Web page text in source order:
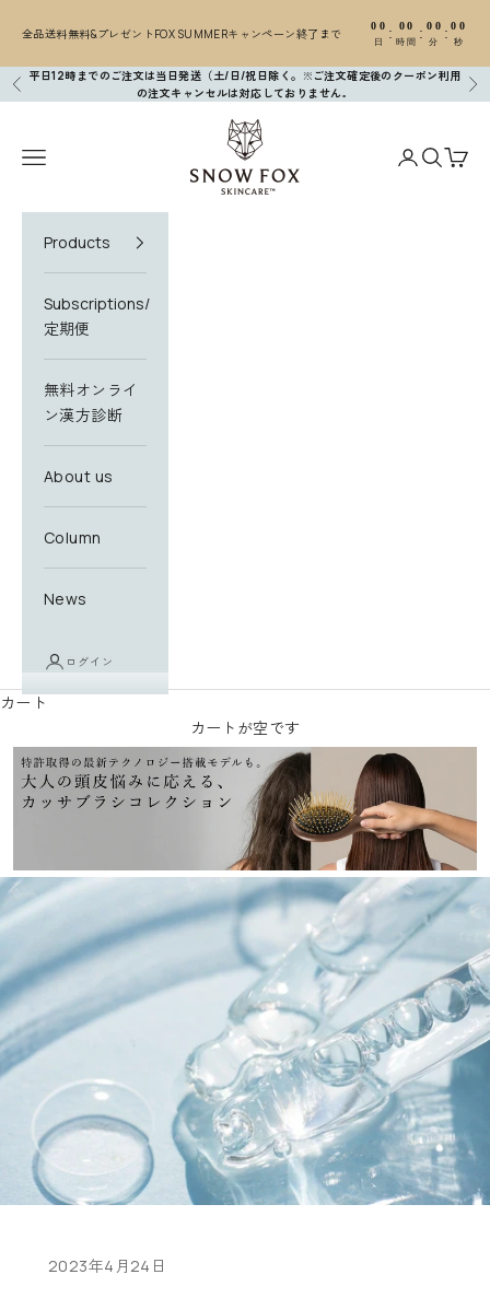
全品送料無料&プレゼントFOX SUMMERキャンペーン終了まで 00
日
: 00
時間
: 00
分
:00
秒
前へ
平日12時までのご注文は当日発送（土/日/祝日除く。※ご注文確定後のクーポン利用
の注文キャンセルは対応しておりません。
次
SNOW FOX SKINCARE
メニューを開く
アカウント
検索を開
カー
Products
Subscriptions/
定期便
無料オンライ
ン漢方診断
About us
Column
News
ログイン
カート
カートが空です
2023年4月24日